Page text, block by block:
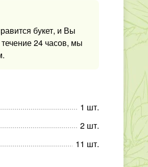
букет, и Вы
24 часов, мы
1 шт.
2 шт.
11 шт.